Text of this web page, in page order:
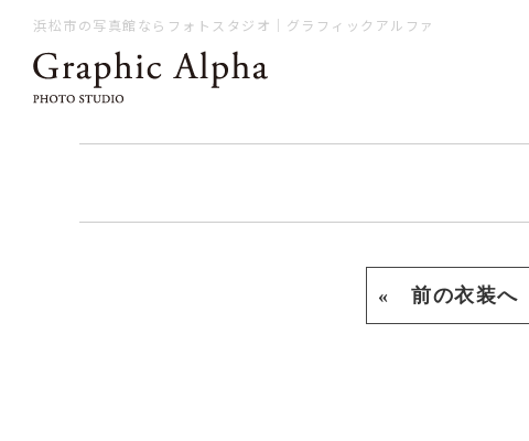
浜松市の写真館ならフォトスタジオ｜グラフィックアルファ
« 前の衣装へ